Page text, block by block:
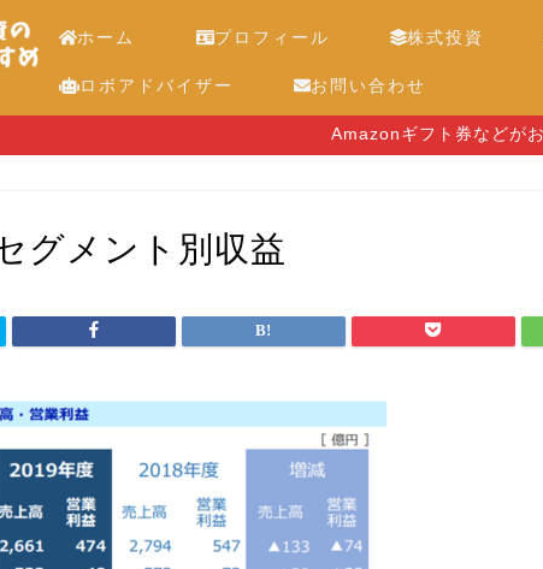
ホーム プロフィール 株式投資
ロボアドバイザー お問い合わせ
Amazonギフト券などが
グメント別収益